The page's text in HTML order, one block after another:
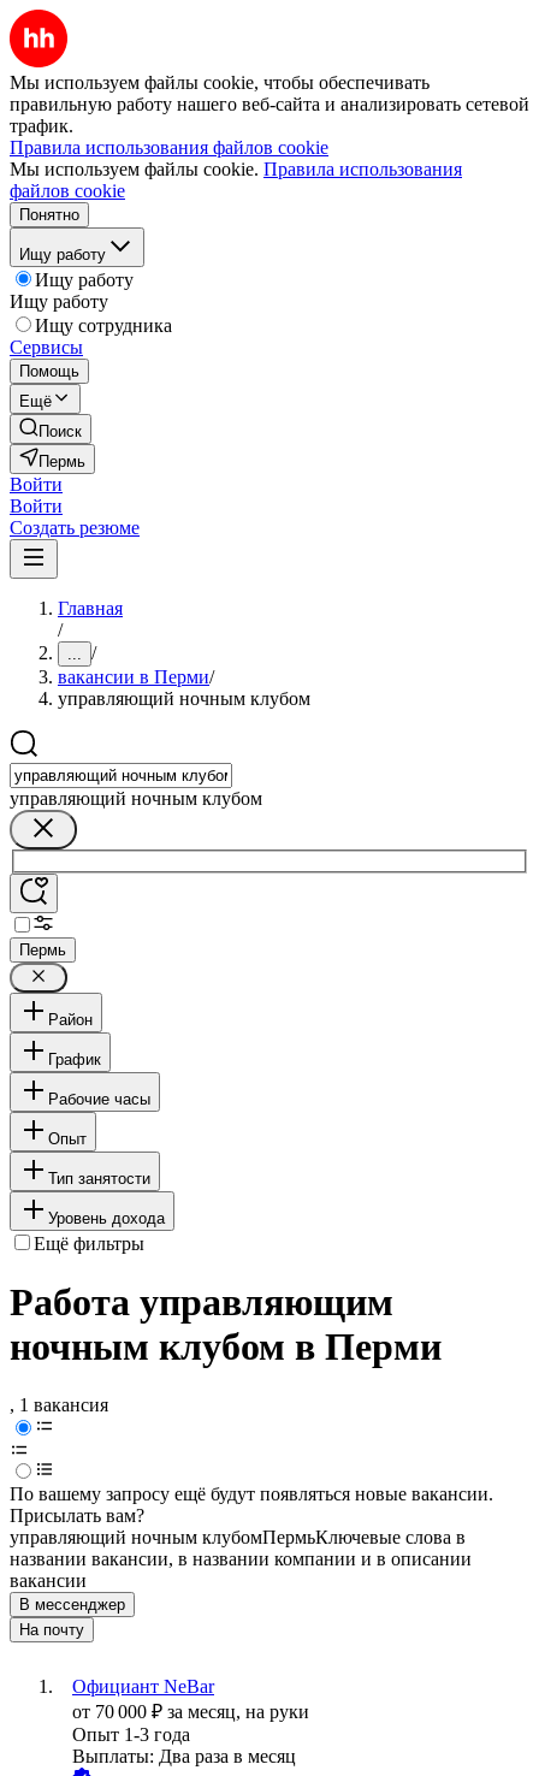
Мы используем файлы cookie, чтобы обеспечивать
правильную работу нашего веб-сайта и анализировать сетевой
трафик.
Правила использования файлов cookie
Мы используем файлы cookie. Правила использования
файлов cookie
Понятно
Ищу работу
Ищу работу
Ищу работу
Ищу сотрудника
Сервисы
Помощь
Ещё
Поиск
Пермь
Войти
Войти
Создать резюме
Главная
/
... /
вакансии в Перми/
управляющий ночным клубом
управляющий ночным клубом
Пермь
Район
График
Рабочие часы
Опыт
Тип занятости
Уровень дохода
Ещё фильтры
Работа управляющим
ночным клубом в Перми
, 1 вакансия
По вашему запросу ещё будут появляться новые вакансии.
Присылать вам?
управляющий ночным клубомПермьКлючевые слова в
названии вакансии, в названии компании и в описании
вакансии
В мессенджер
На почту
Официант NeBar
от 70 000 ₽ за месяц, на руки
Опыт 1-3 года
Выплаты: Два раза в месяц